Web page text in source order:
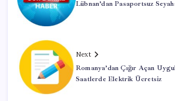
Lübnan’dan Pasaportsuz
Next
Romanya’dan Çığır Açan
Saatlerde Elektrik Ücretsiz